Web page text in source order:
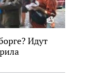
Идут